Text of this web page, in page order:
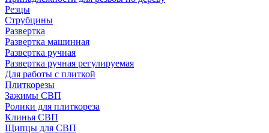
Резцы
Струбцины
Развертка
Развертка машинная
Развертка ручная
Развертка ручная регулируемая
Для работы с плиткой
Плиткорезы
Зажимы СВП
Ролики для плиткореза
Клинья СВП
Щипцы для СВП